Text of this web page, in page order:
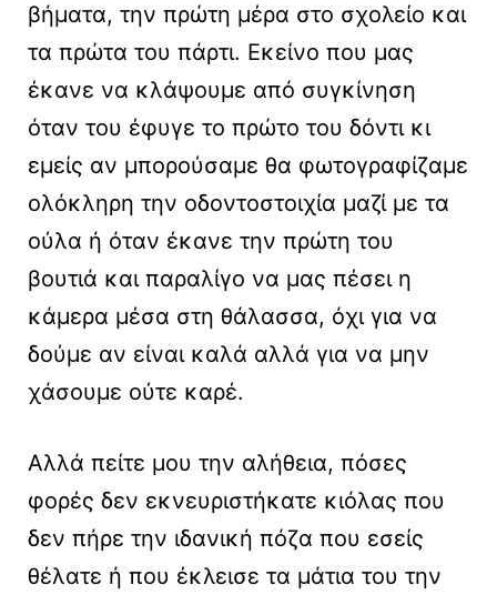
βήματα, την πρώτη μέρα στο σχολείο και
τα πρώτα του πάρτι. Εκείνο που μας
έκανε να κλάψουμε από συγκίνηση
όταν του έφυγε το πρώτο του δόντι κι
εμείς αν μπορούσαμε θα φωτογραφίζαμε
ολόκληρη την οδοντοστοιχία μαζί με τα
ούλα ή όταν έκανε την πρώτη του
βουτιά και παραλίγο να μας πέσει η
κάμερα μέσα στη θάλασσα, όχι για να
δούμε αν είναι καλά αλλά για να μην
χάσουμε ούτε καρέ.
Αλλά πείτε μου την αλήθεια, πόσες
φορές δεν εκνευριστήκατε κιόλας που
δεν πήρε την ιδανική πόζα που εσείς
θέλατε ή που έκλεισε τα μάτια του την